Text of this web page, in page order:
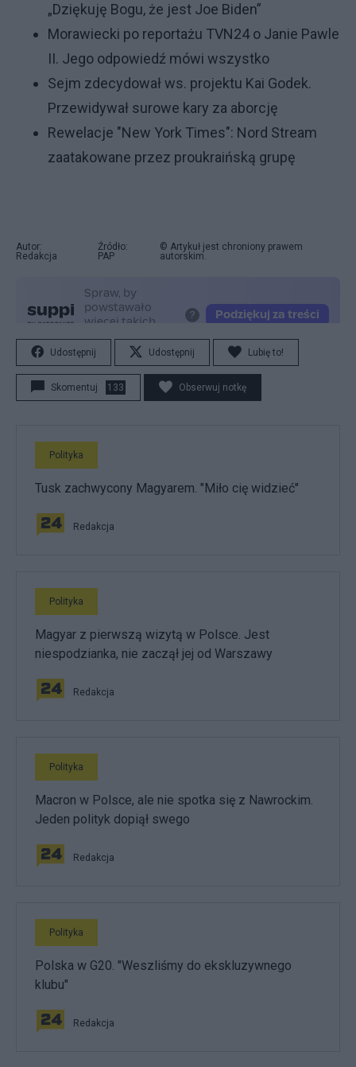
„Dziękuję Bogu, że jest Joe Biden”
Morawiecki po reportażu TVN24 o Janie Pawle
II. Jego odpowiedź mówi wszystko
Sejm zdecydował ws. projektu Kai Godek.
Przewidywał surowe kary za aborcję
Rewelacje "New York Times": Nord Stream
zaatakowane przez proukraińską grupę
Autor:
Redakcja
Źródło:
PAP
© Artykuł jest chroniony prawem
autorskim.
Udostępnij Udostępnij Lubię to!
Skomentuj 133 Obserwuj notkę
Polityka
Tusk zachwycony Magyarem. "Miło cię widzieć"
Redakcja
Polityka
Magyar z pierwszą wizytą w Polsce. Jest
niespodzianka, nie zaczął jej od Warszawy
Redakcja
Polityka
Macron w Polsce, ale nie spotka się z Nawrockim.
Jeden polityk dopiął swego
Redakcja
Polityka
Polska w G20. "Weszliśmy do ekskluzywnego
klubu"
Redakcja